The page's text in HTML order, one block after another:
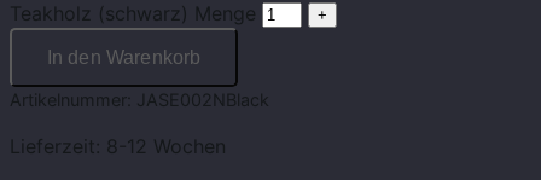
Teakholz (schwarz) Menge
In den Warenkorb
Artikelnummer: JASE002NBlack
Lieferzeit: 8-12 Wochen